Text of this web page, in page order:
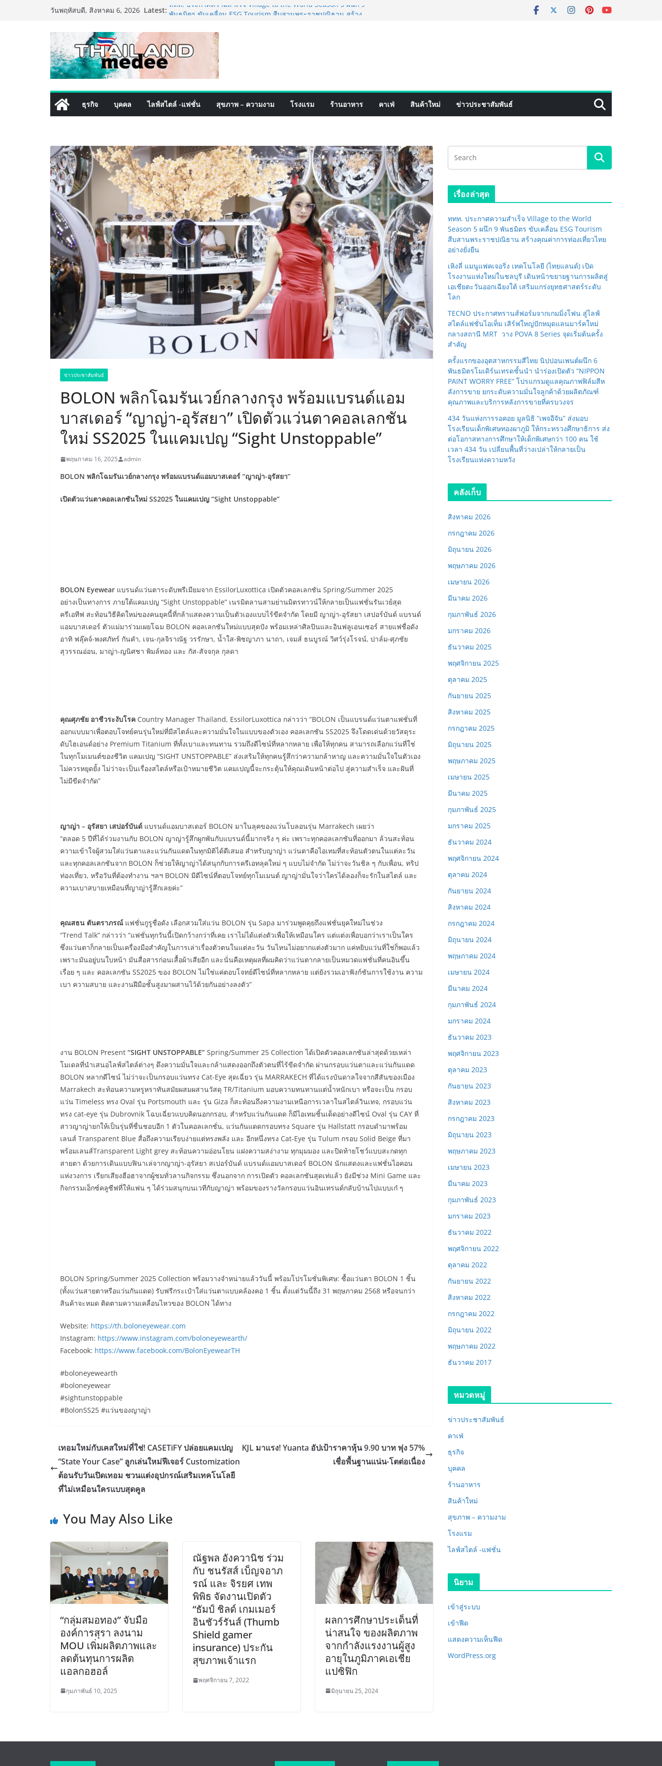
วันพฤหัสบดี, สิงหาคม 6, 2026 Latest: ททท. ประกาศความสำเร็จ Village to the World Season 5 ผนึก 9
เหิงลี่ แมนูแฟคเจอริ่ง เทคโนโลยี (ไทยแลนด์) เปิดโรงงานแห่งใหม่
ในชลบุรี เดินหน้าขยายฐานการผลิตสู่เอเชียตะวันออกเฉียงใต้
เสริมแกร่งยุทธศาสตร์ระดับโลก
TECNO ประกาศทรานส์ฟอร์มจากเกมมิ่งโฟน สู่ไลฟ์สไตล์แฟชั่นไอ
เท็ม เสิร์ฟใหญ่ปักหมุดแลนมาร์คใหม่กลางสถานี MRT วาง POVA
8 Series จุดเริ่มต้นครั้งสำคัญ
ครั้งแรกของอุตสาหกรรมสีไทย นิปปอนเพนต์ผนึก 6 พันธมิตรโม
เดิร์นเทรดชั้นนำ นำร่องเปิดตัว “NIPPON PAINT WORRY FREE”
โปรแกรมดูแลคุณภาพฟิล์มสีหลังการขาย ยกระดับความมั่นใจ
ทองผาภูมิ ให้กระทรวงศึกษาธิการ ส่งต่อโอกาสทางการศึกษาให้เด็ก
พิเศษกว่า 100 คน ใช้เวลา 434 วัน เปลี่ยนพื้นที่ว่างเปล่าให้กลาย
เป็นโรงเรียนแห่งความหวัง
ธุรกิจ บุคคล ไลฟ์สไตล์ -แฟชั่น สุขภาพ – ความงาม โรงแรม ร้านอาหาร คาเฟ่ สินค้าใหม่ ข่าวประชาสัมพันธ์
ข่าวประชาสัมพันธ์
BOLON พลิกโฉมรันเวย์กลางกรุง พร้อมแบรนด์แอม
บาสเดอร์ “ญาญ่า-อุรัสยา” เปิดตัวแว่นตาคอลเลกชัน
ใหม่ SS2025 ในแคมเปญ “Sight Unstoppable”
พฤษภาคม 16, 2025 admin
BOLON พลิกโฉมรันเวย์กลางกรุง พร้อมแบรนด์แอมบาสเดอร์ “ญาญ่า-อุรัสยา”
เปิดตัวแว่นตาคอลเลกชันใหม่ SS2025 ในแคมเปญ “Sight Unstoppable”
BOLON Eyewear แบรนด์แว่นตาระดับพรีเมียมจาก EssilorLuxottica เปิดตัวคอลเลกชัน Spring/Summer 2025
อย่างเป็นทางการ ภายใต้แคมเปญ “Sight Unstoppable” เนรมิตลานสามย่านมิตรทาวน์ให้กลายเป็นแฟชั่นรันเวย์สุด
ครีเอทีฟ สะท้อนวิธีคิดใหม่ของคนยุคนี้ที่กล้าแสดงความเป็นตัวเองแบบไร้ขีดจำกัด โดยมี ญาญ่า-อุรัสยา เสปอร์บันด์ แบรนด์
แอมบาสเดอร์ ตัวแม่มาร่วมเผยโฉม BOLON คอลเลกชันใหม่แบบสุดปัง พร้อมเหล่าศิลปินและอินฟลูเอนเซอร์ สายแฟชื่อดัง
อาทิ ฟลุ๊คจ์-พงศภัทร์ กันคำ, เจน-กุลจิราณัฐ วรรักษา, น้ำใส-พิชญาภา นาถา, เจมส์ ธนบูรณ์ วิศว์รุ่งโรจน์, ปาล์ม-ศุภชัย
สุวรรณอ่อน, มาญ่า-ญนิศชา พิมล์ทอง และ กัส-สัจจกุล กุลดา
คุณศุภชัย อาชีวระงับโรค Country Manager Thailand, EssilorLuxottica กล่าวว่า “BOLON เป็นแบรนด์แว่นตาแฟชั่นที่
ออกแบบมาเพื่อตอบโจทย์คนรุ่นใหม่ที่มีสไตล์และความมั่นใจในแบบของตัวเอง คอลเลกชัน SS2025 จึงโดดเด่นด้วยวัสดุระ
ดับไฮเอนด์อย่าง Premium Titanium ที่ทั้งเบาและทนทาน รวมถึงดีไซน์ที่หลากหลาย เพื่อให้ทุกคน สามารถเลือกแว่นที่ใช่
ในทุกโมเมนต์ของชีวิต แคมเปญ “SIGHT UNSTOPPABLE” ส่งเสริมให้ทุกคนรู้สึกว่าความกล้าหาญ และความมั่นใจในตัวเอง
ไม่ควรหยุดยั้ง ไม่ว่าจะเป็นเรื่องสไตล์หรือเป้าหมายชีวิต แคมเปญนี้จะกระตุ้นให้คุณเดินหน้าต่อไป สู่ความสำเร็จ และฝันที่
ไม่มีขีดจำกัด”
ญาญ่า – อุรัสยา เสปอร์บันด์ แบรนด์แอมบาสเดอร์ BOLON มาในลุคของแว่นโบลอนรุ่น Marrakech เผยว่า
“ตลอด 5 ปีที่ได้ร่วมงานกับ BOLON ญาญ่ารู้สึกผูกพันกับแบรนด์นี้มากจริง ๆ ค่ะ เพราะทุกคอลเลกชันที่ออกมา ล้วนสะท้อน
ความเข้าใจผู้สวมใส่แว่นตาและแว่นกันแดดในทุกมิติได้ดีเสมอ สำหรับญาญ่า แว่นตาคือไอเทมที่สะท้อนตัวตนในแต่ละวัน
และทุกคอลเลกชันจาก BOLON ก็ช่วยให้ญาญ่าได้สนุกกับการครีเอทลุคใหม่ ๆ แบบไม่จำกัด ไม่ว่าจะวันชิล ๆ กับเพื่อน, ทริป
ท่องเที่ยว, หรือวันที่ต้องทำงาน ฯลฯ BOLON มีดีไซน์ที่ตอบโจทย์ทุกโมเมนต์ ญาญ่ามั่นใจว่าใครได้ลองก็จะรักในสไตล์ และ
ความเบาสบายเหมือนที่ญาญ่ารู้สึกเลยค่ะ”
คุณสธน ตันตราภรณ์ แฟชั่นกูรูชื่อดัง เลือกสวมใส่แว่น BOLON รุ่น Sapa มาร่วมพูดคุยถึงแฟชั่นยุคใหม่ในช่วง
“Trend Talk” กล่าวว่า “แฟชั่นทุกวันนี้เปิดกว้างกว่าที่เคย เราไม่ได้แต่งตัวเพื่อให้เหมือนใคร แต่แต่งเพื่อบอกว่าเราเป็นใคร
ซึ่งแว่นตาก็กลายเป็นเครื่องมือสำคัญในการเล่าเรื่องตัวตนในแต่ละวัน วันไหนไม่อยากแต่งตัวมาก แค่หยิบแว่นที่ใช่ก็พอแล้ว
เพราะมันอยู่บนใบหน้า มันสื่อสารก่อนเสื้อผ้าเสียอีก และนั่นคือเหตุผลที่ผมคิดว่าแว่นตากลายเป็นหมวดแฟชั่นที่คนอินขึ้น
เรื่อย ๆ และ คอลเลกชัน SS2025 ของ BOLON ไม่ใช่แค่ตอบโจทย์ดีไซน์ที่หลากหลาย แต่ยังรวมเอาฟังก์ชันการใช้งาน ความ
เบา ความสบาย และงานฝีมือชั้นสูงมาผสานไว้ด้วยกันอย่างลงตัว”
งาน BOLON Present “SIGHT UNSTOPPABLE” Spring/Summer 25 Collection ได้เปิดตัวคอลเลกชันล่าสุดด้วยเหล่า
โมเดลที่นำเสนอไลฟ์สไตล์ต่างๆ ดึงความมั่นใจและกล้าแสดงออกถึงตัวตนที่ไร้ขีดจำกัด ผ่านกรอบแว่นตาและแว่นกันแดด
BOLON หลากดีไซน์ ไม่ว่าจะเป็นกรอบแว่นทรง Cat-Eye สุดเฉี่ยว รุ่น MARRAKECH ที่ได้แรงบันดาลใจจากสีสันของเมือง
Marrakech สะท้อนความหรูหราทันสมัยผสมผสานวัสดุ TR/Titanium มอบความทนทานแต่น้ำหนักเบา หรือจะเป็น กรอบ
แว่น Timeless ทรง Oval รุ่น Portsmouth และ รุ่น Giza ก็สะท้อนถึงความงามเหนือการเวลาในสไตล์วินเทจ, กรอบแว่น
ทรง cat-eye รุ่น Dubrovnik โฉบเฉี่ยวแบบคิดนอกกรอบ, สำหรับแว่นกันแดด ก็มีไอเทมชิ้นเด็ดอย่างดีไซน์ Oval รุ่น CAY ที่
สาวญาญ่ายกให้เป็นรุ่นที่ชื่นชอบอีก 1 ตัวในคอลเลกชั่น, แว่นกันแดดกรอบทรง Square รุ่น Hallstatt กรอบดำมาพร้อม
เลนส์ Transparent Blue สื่อถึงความเรียบง่ายแต่ทรงพลัง และ อีกหนึ่งทรง Cat-Eye รุ่น Tulum กรอบ Solid Beige ที่มา
พร้อมเลนส์Transparent Light grey สะท้อนความอ่อนโยน แฝงความสง่างาม ทุกมุมมอง และปิดท้ายโชว์แบบสะกดทุก
สายตา ด้วยการเดินแบบฟินาเล่จากญาญ่า-อุรัสยา สเปอร์บันด์ แบรนด์แอมบาสเดอร์ BOLON นักแสดงและแฟชั่นไอคอน
แห่งวงการ เรียกเสียงฮือฮาจากผู้ชมทั่วลานกิจกรรม ซึ่งนอกจาก การเปิดตัว คอลเลกชันสุดเท่แล้ว ยังมีช่วง Mini Game และ
กิจกรรมเอ็กซ์คลูซีฟที่ให้แฟน ๆ ได้ร่วมสนุกบนเวทีกับญาญ่า พร้อมของรางวัลกรอบแว่นอินเทรนด์กลับบ้านไปแบบเก๋ ๆ
BOLON Spring/Summer 2025 Collection พร้อมวางจำหน่ายแล้ววันนี้ พร้อมโปรโมชั่นพิเศษ: ซื้อแว่นตา BOLON 1 ชิ้น
(ทั้งแว่นสายตาหรือแว่นกันแดด) รับฟรีกระเป๋าใส่แว่นตาแบบคล้องคอ 1 ชิ้น ตั้งแต่วันนี้ถึง 31 พฤษภาคม 2568 หรือจนกว่า
สินค้าจะหมด ติดตามความเคลื่อนไหวของ BOLON ได้ทาง
Website: https://th.boloneyewear.com
Instagram: https://www.instagram.com/boloneyewearth/
Facebook: https://www.facebook.com/BolonEyewearTH
#boloneyewearth
#boloneyewear
#sightunstoppable
#BolonSS25 #แว่นของญาญ่า
เทอมใหม่กับเคสใหม่ที่ใช่! CASETiFY ปล่อยแคมเปญ
“State Your Case” ลูกเล่นใหม่ฟีเจอร์ Customization
ต้อนรับวันเปิดเทอม ชวนแต่งอุปกรณ์เสริมเทคโนโลยี
ที่ไม่เหมือนใครแบบสุดคูล
KJL มาแรง! Yuanta อัปเป้าราคาหุ้น 9.90 บาท พุ่ง 57%
เชื่อพื้นฐานแน่น-โตต่อเนื่อง
You May Also Like
“กลุ่มสมอทอง” จับมือ
องค์การสุรา ลงนาม
MOU เพิ่มผลิตภาพและ
ลดต้นทุนการผลิต
แอลกอฮอล์
กุมภาพันธ์ 10, 2025
ณัฐพล อังควานิช ร่วม
กับ ชนรัสส์ เบ็ญจอาภ
รณ์ และ จิรยศ เทพ
พิพิธ จัดงานเปิดตัว
“ธัมป์ ชิลด์ เกมเมอร์
อินชัวร์รันส์ (Thumb
Shield gamer
insurance) ประกัน
สุขภาพเจ้าแรก
พฤศจิกายน 7, 2022
ผลการศึกษาประเด็นที่
น่าสนใจ ของผลิตภาพ
จากกำลังแรงงานผู้สูง
อายุในภูมิภาคเอเชีย
แปซิฟิก
มิถุนายน 25, 2024
เรื่องล่าสุด
ททท. ประกาศความสำเร็จ Village to the World
Season 5 ผนึก 9 พันธมิตร ขับเคลื่อน ESG Tourism
สืบสานพระราชปณิธาน สร้างคุณค่าการท่องเที่ยวไทย
อย่างยั่งยืน
เหิงลี่ แมนูแฟคเจอริ่ง เทคโนโลยี (ไทยแลนด์) เปิด
โรงงานแห่งใหม่ในชลบุรี เดินหน้าขยายฐานการผลิตสู่
เอเชียตะวันออกเฉียงใต้ เสริมแกร่งยุทธศาสตร์ระดับ
โลก
TECNO ประกาศทรานส์ฟอร์มจากเกมมิ่งโฟน สู่ไลฟ์
สไตล์แฟชั่นไอเท็ม เสิร์ฟใหญ่ปักหมุดแลนมาร์คใหม่
กลางสถานี MRT วาง POVA 8 Series จุดเริ่มต้นครั้ง
สำคัญ
ครั้งแรกของอุตสาหกรรมสีไทย นิปปอนเพนต์ผนึก 6
พันธมิตรโมเดิร์นเทรดชั้นนำ นำร่องเปิดตัว “NIPPON
PAINT WORRY FREE” โปรแกรมดูแลคุณภาพฟิล์มสีห
ลังการขาย ยกระดับความมั่นใจลูกค้าด้วยผลิตภัณฑ์
คุณภาพและบริการหลังการขายที่ครบวงจร
434 วันแห่งการรอคอย มูลนิธิ “เพจอีจัน” ส่งมอบ
โรงเรียนเด็กพิเศษทองผาภูมิ ให้กระทรวงศึกษาธิการ ส่ง
ต่อโอกาสทางการศึกษาให้เด็กพิเศษกว่า 100 คน ใช้
เวลา 434 วัน เปลี่ยนพื้นที่ว่างเปล่าให้กลายเป็น
โรงเรียนแห่งความหวัง
คลังเก็บ
สิงหาคม 2026
กรกฎาคม 2026
มิถุนายน 2026
พฤษภาคม 2026
เมษายน 2026
มีนาคม 2026
กุมภาพันธ์ 2026
มกราคม 2026
ธันวาคม 2025
พฤศจิกายน 2025
ตุลาคม 2025
กันยายน 2025
สิงหาคม 2025
กรกฎาคม 2025
มิถุนายน 2025
พฤษภาคม 2025
เมษายน 2025
มีนาคม 2025
กุมภาพันธ์ 2025
มกราคม 2025
ธันวาคม 2024
พฤศจิกายน 2024
ตุลาคม 2024
กันยายน 2024
สิงหาคม 2024
กรกฎาคม 2024
มิถุนายน 2024
พฤษภาคม 2024
เมษายน 2024
มีนาคม 2024
กุมภาพันธ์ 2024
มกราคม 2024
ธันวาคม 2023
พฤศจิกายน 2023
ตุลาคม 2023
กันยายน 2023
สิงหาคม 2023
กรกฎาคม 2023
มิถุนายน 2023
พฤษภาคม 2023
เมษายน 2023
มีนาคม 2023
กุมภาพันธ์ 2023
มกราคม 2023
ธันวาคม 2022
พฤศจิกายน 2022
ตุลาคม 2022
กันยายน 2022
สิงหาคม 2022
กรกฎาคม 2022
มิถุนายน 2022
พฤษภาคม 2022
ธันวาคม 2017
หมวดหมู่
ข่าวประชาสัมพันธ์
คาเฟ่
ธุรกิจ
บุคคล
ร้านอาหาร
สินค้าใหม่
สุขภาพ – ความงาม
โรงแรม
ไลฟ์สไตล์ -แฟชั่น
นิยาม
เข้าสู่ระบบ
เข้าฟีด
แสดงความเห็นฟีด
WordPress.org